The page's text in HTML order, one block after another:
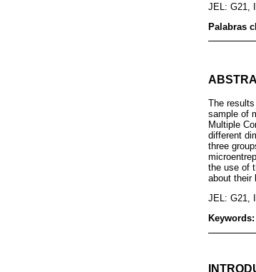
JEL: G21,
Palabras
The
sample of
Multiple
different
three
the use of
about their
JEL: G21,
Keywords: